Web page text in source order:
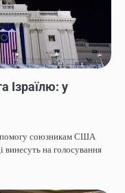
Ізраїлю: у
союзникам США
винесуть на голосування